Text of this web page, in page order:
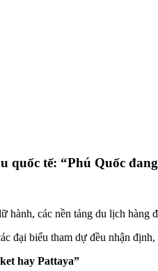
quốc tế: “Phú Quốc
hành, các nền tảng du lịch
đại biểu tham dự đều nhận
hay Pattaya”